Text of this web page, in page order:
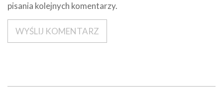
pisania kolejnych komentarzy.